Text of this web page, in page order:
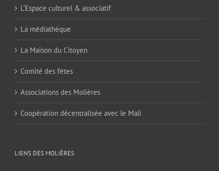
L’Espace culturel & associatif
La médiathèque
La Maison du Citoyen
Comité des fêtes
Associations des Molières
Coopération décentralisée avec le Mali
LIENS DES MOLIÈRES